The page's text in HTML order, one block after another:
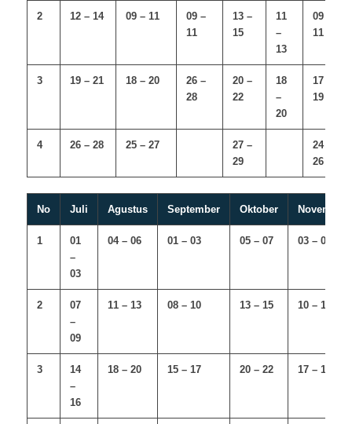
2 12 – 14 09 – 11
09 –
11
13 –
15
11
–
13
09 –
11
3 19 – 21 18 – 20
26 –
28
20 –
22
18
–
20
17 –
19
4 26 – 28 25 – 27
27 –
29
24 –
26
No Juli Agustus September Oktober November
1
01
–
03
04 – 06 01 – 03 05 – 07 03 – 05
2
07
–
09
11 – 13 08 – 10 13 – 15 10 – 12
3
14
–
16
18 – 20 15 – 17 20 – 22 17 – 19